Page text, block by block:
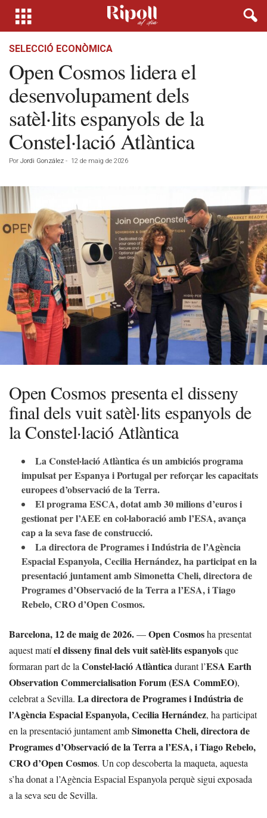
SELECCIÓ ECONÒMICA
Open Cosmos lidera el
desenvolupament dels
satèl·lits espanyols de la
Constel·lació Atlàntica
Por Jordi González - 12 de maig de 2026
Open Cosmos presenta el disseny
final dels vuit satèl·lits espanyols de
la Constel·lació Atlàntica
La Constel·lació Atlàntica és un ambiciós programa
impulsat per Espanya i Portugal per reforçar les capacitats
europees d’observació de la Terra.
El programa ESCA, dotat amb 30 milions d’euros i
gestionat per l’AEE en col·laboració amb l’ESA, avança
cap a la seva fase de construcció.
La directora de Programes i Indústria de l’Agència
Espacial Espanyola, Cecilia Hernández, ha participat en la
presentació juntament amb Simonetta Cheli, directora de
Programes d’Observació de la Terra a l’ESA, i Tiago
Rebelo, CRO d’Open Cosmos.
Barcelona, 12 de maig de 2026.—Open Cosmosha presentat
aquest matíel disseny final dels vuit satèl·lits espanyolsque
formaran part de la Constel·lació Atlànticadurant l’ESA Earth
Observation Commercialisation Forum (ESA CommEO),
celebrat a Sevilla. La directora de Programes i Indústria de
l’Agència Espacial Espanyola, Cecilia Hernández, ha participat
en la presentació juntament ambSimonetta Cheli, directora de
Programes d’Observació de la Terra a l’ESA, i Tiago Rebelo,
CRO d’Open Cosmos. Un cop descoberta la maqueta, aquesta
s’ha donat a l’Agència Espacial Espanyola perquè sigui exposada
a la seva seu de Sevilla.